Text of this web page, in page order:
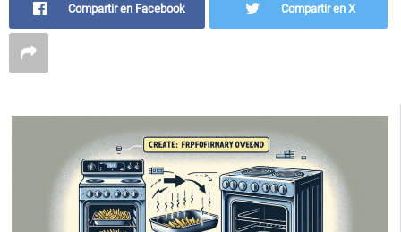
Compartir en Facebook Compartir en X